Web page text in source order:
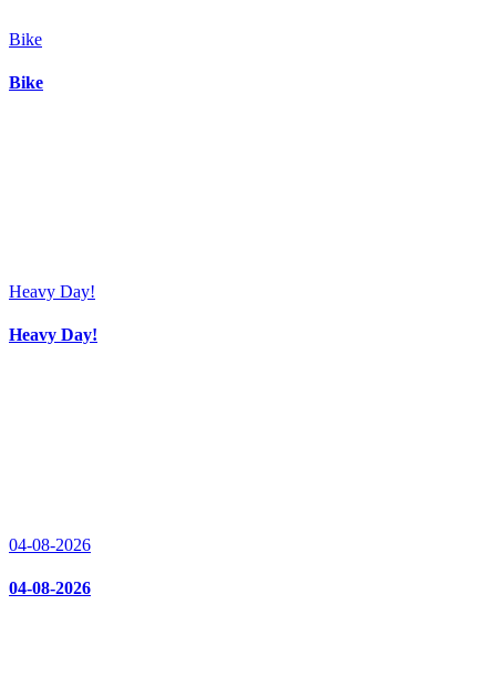
Bike
Bike
Heavy Day!
Heavy Day!
04-08-2026
04-08-2026